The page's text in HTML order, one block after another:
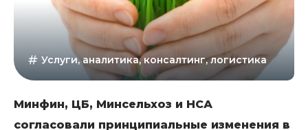
Услуги, аналитика, консалтинг, логистика
Минфин, ЦБ, Минсельхоз и НСА
согласовали принципиальные изменения в